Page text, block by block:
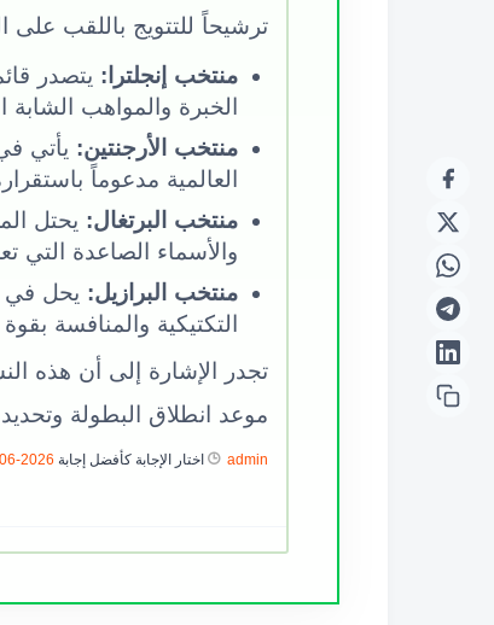
ترشيحاً للتتويج باللقب على
منتخب إنجلترا:
الخبرة والمواهب
منتخب الأرجنتين:
العالمية مدعوماً
منتخب البرتغال:
والأسماء الصاعدة
منتخب البرازيل:
التكتيكية والمنافسة
تجدر الإشارة إلى أن هذه
موعد انطلاق البطولة وتحديد
admin اختار الإجابة كأفضل إجابة 2026-06-16